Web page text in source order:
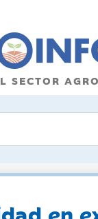
SECTOR AGRO
en